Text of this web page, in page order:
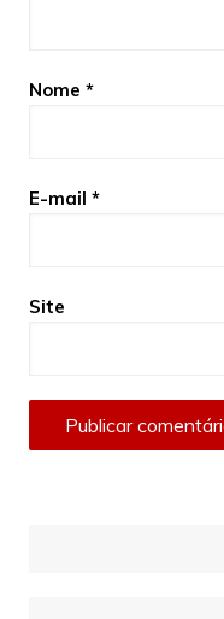
Nome *
E-mail *
Site